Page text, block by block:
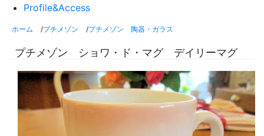
Profile&Access
ホーム /プチメゾン /プチメゾン 陶器・ガラス
プチメゾン ショワ・ド・マグ デイリーマグ